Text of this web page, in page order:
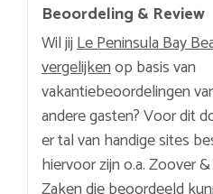
Beoordeling & Review
Wil jijLe Peninsula Bay
vergelijkenop basis van
vakantiebeoordelingen
andere gasten? Voor dit
er tal van handige sites
hiervoor zijn o.a. Zoover